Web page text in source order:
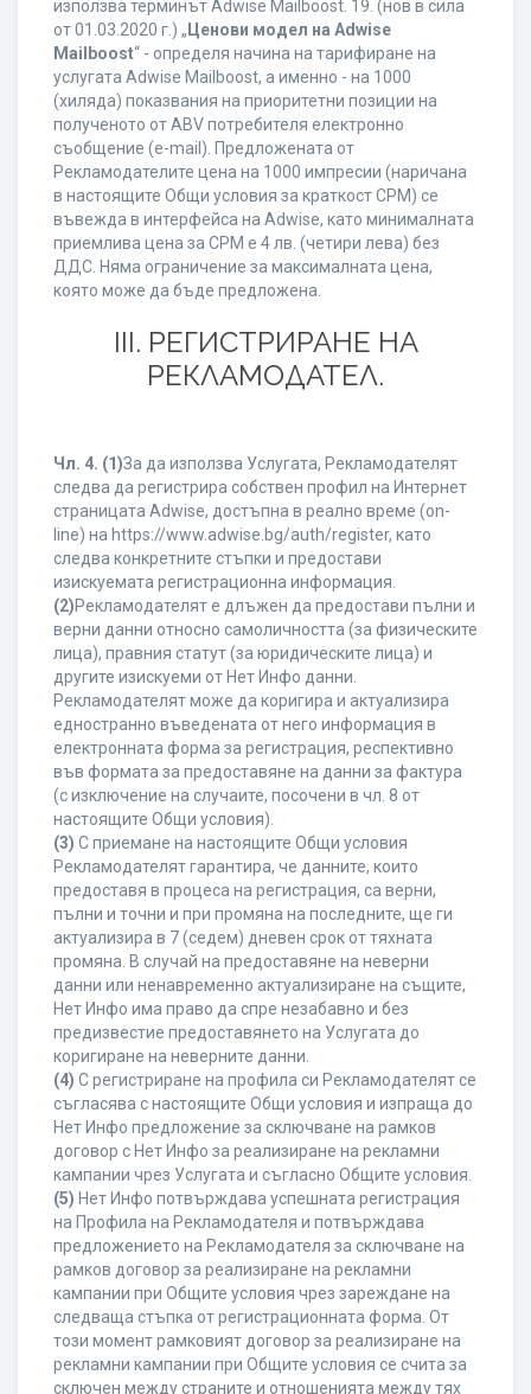
използва терминът Adwise Mailboost. 19. (нов в сила
от 01.03.2020 г.) „ Ценови модел на Adwise
Mailboost“ - определя начина на тарифиране на
услугата Adwise Mailboost, а именно - на 1000
(хиляда) показвания на приоритетни позиции на
полученото от ABV потребителя електронно
съобщение (e-mail). Предложената от
Рекламодателите цена на 1000 импресии (наричана
в настоящите Общи условия за краткост CPM) се
въвежда в интерфейса на Adwise, като минималната
приемлива цена за CPM е 4 лв. (четири лева) без
ДДС. Няма ограничение за максималната цена,
която може да бъде предложена.
ІІІ. РЕГИСТРИРАНЕ НА
РЕКЛАМОДАТЕЛ.
Чл. 4. (1)За да използва Услугата, Рекламодателят
следва да регистрира собствен профил на Интернет
страницата Adwise, достъпна в реално време (on-
line) на https://www.adwise.bg/auth/register, като
следва конкретните стъпки и предостави
изискуемата регистрационна информация.
(2)Рекламодателят е длъжен да предостави пълни и
верни данни относно самоличността (за физическите
лица), правния статут (за юридическите лица) и
другите изискуеми от Нет Инфо данни.
Рекламодателят може да коригира и актуализира
едностранно въведената от него информация в
електронната форма за регистрация, респективно
във формата за предоставяне на данни за фактура
(с изключение на случаите, посочени в чл. 8 от
настоящите Общи условия).
(3) С приемане на настоящите Общи условия
Рекламодателят гарантира, че данните, които
предоставя в процеса на регистрация, са верни,
пълни и точни и при промяна на последните, ще ги
актуализира в 7 (седем) дневен срок от тяхната
промяна. В случай на предоставяне на неверни
данни или ненавременно актуализиране на същите,
Нет Инфо има право да спре незабавно и без
предизвестие предоставянето на Услугата до
коригиране на неверните данни.
(4) С регистриране на профила си Рекламодателят се
съгласява с настоящите Общи условия и изпраща до
Нет Инфо предложение за сключване на рамков
договор с Нет Инфо за реализиране на рекламни
кампании чрез Услугата и съгласно Общите условия.
(5) Нет Инфо потвърждава успешната регистрация
на Профила на Рекламодателя и потвърждава
предложението на Рекламодателя за сключване на
рамков договор за реализиране на рекламни
кампании при Общите условия чрез зареждане на
следваща стъпка от регистрационната форма. От
този момент рамковият договор за реализиране на
рекламни кампании при Общите условия се счита за
сключен между страните и отношенията между тях